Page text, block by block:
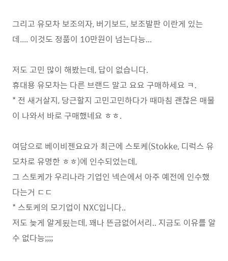
그리고 유모차 보조의자, 버기보드, 보조발판 이란게 있는
데.... 이것도 정품이 10만원이 넘는다능...
저도 고민 많이 해봤는데, 답이 없습니다.
휴대용 유모차는 다른 브랜드 말고 요요 구매하세요 ㅋ.
* 전 새거살지, 당근할지 고민고민하다가 때마침 괜찮은 매물
이 나와서 바로 구매했네요 ㅎㅎ.
여담으로 베이비젠요요가 최근에 스토케(Stokke, 디럭스 유
모차로 유명한 ㅎㅎ)에 인수되었는데,
그 스토케가 우리나라 기업인 넥슨에서 아주 예전에 인수했
다는거 ㄷㄷ
* 스토케의 모기업이 NXC입니다..
저도 늦게 알게됬는데, 꽤나 뜬금없어서리.. 지금도 이유를 알
수 없다능;;;;